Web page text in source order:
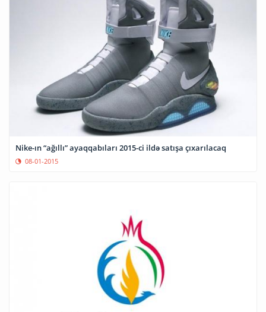
Nike-ın “ağıllı” ayaqqabıları 2015-ci ildə satışa çıxarılacaq
08-01-2015